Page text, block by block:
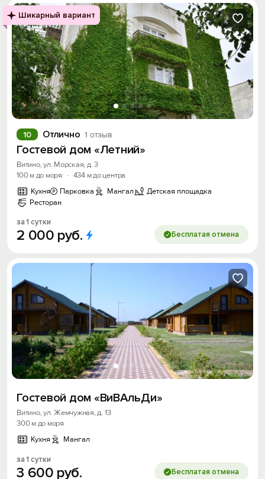
Шикарный вариант
Отлично 1 отзыв
10
Гостевой дом «Летний»
Витино, ул. Морская, д. 3
100 м до моря
· 434 м до центра
Кухня
Парковка Мангал
Детская площадка
Ресторан
за 1 сутки
2 000 руб. Бесплатая отмена
Гостевой дом «ВиВАльДи»
Витино, ул. Жемчужная, д. 13
300 м до моря
Кухня
Мангал
за 1 сутки
3 600 руб. Бесплатая отмена